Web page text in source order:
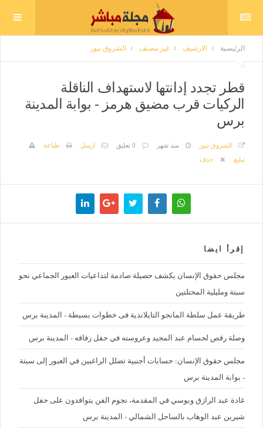
الرئيسية الارشيف غير مصنف الشروق نيوز
قطر تجدد إدانتها لاستهداف الناقلة
الركيات قرب مضيق هرمز - بوابة المدينة
برس
الشروق نيوز منذ شهر 0 تعليق ارسل
طباعة
تبليغ
حذف
إقرأ ايضا
مجلس حقوق الإنسان يكشف حصيلة صادمة لتداعيات العبور الجماعي نحو
سبتة ومليلية المحتلتين
طريقة عمل سلطة المانجو التايلاندية فى خطوات بسيطة - المدينة برس
وصلة رقص لحسام عبد المجيد وعروسته في حفل زفافه - المدينة برس
مجلس حقوق الإنسان: حسابات أجنبية تضلل الراغبين في العبور إلى سبتة
- بوابة المدينة برس
غادة عبد الرازق وبوسي في المقدمة، نجوم الفن يتوافدون على حفل
شيرين عبد الوهاب بالساحل الشمالي - المدينة برس